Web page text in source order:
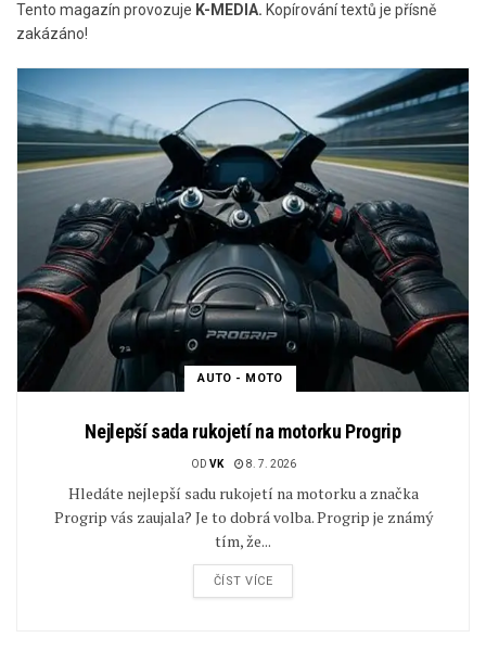
Tento magazín provozuje K-MEDIA. Kopírování textů je přísně
zakázáno!
AUTO - MOTO
Nejlepší sada rukojetí na motorku Progrip
OD VK 8. 7. 2026
Hledáte nejlepší sadu rukojetí na motorku a značka
Progrip vás zaujala? Je to dobrá volba. Progrip je známý
tím, že...
ČÍST VÍCE